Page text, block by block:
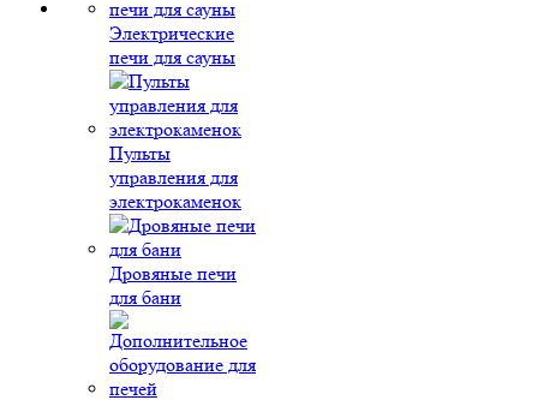
Электрические
печи для сауны
Пульты
управления для
электрокаменок
Дровяные печи
для бани